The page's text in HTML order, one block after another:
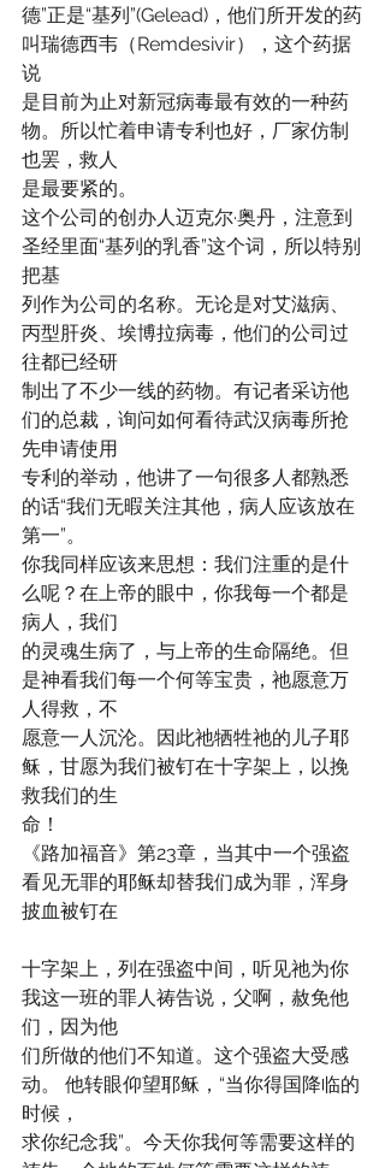
德”正是“基列”(Gelead)，他们所开发的药
叫瑞德西韦（Remdesivir），这个药据
说
是目前为止对新冠病毒最有效的一种药
物。所以忙着申请专利也好，厂家仿制
也罢，救人
是最要紧的。
这个公司的创办人迈克尔·奥丹，注意到
圣经里面“基列的乳香”这个词，所以特别
把基
列作为公司的名称。无论是对艾滋病、
丙型肝炎、埃博拉病毒，他们的公司过
往都已经研
制出了不少一线的药物。有记者采访他
们的总裁，询问如何看待武汉病毒所抢
先申请使用
专利的举动，他讲了一句很多人都熟悉
的话“我们无暇关注其他，病人应该放在
第一”。
你我同样应该来思想：我们注重的是什
么呢？在上帝的眼中，你我每一个都是
病人，我们
的灵魂生病了，与上帝的生命隔绝。但
是神看我们每一个何等宝贵，祂愿意万
人得救，不
愿意一人沉沦。因此祂牺牲祂的儿子耶
稣，甘愿为我们被钉在十字架上，以挽
救我们的生
命！
《路加福音》第23章，当其中一个强盗
看见无罪的耶稣却替我们成为罪，浑身
披血被钉在
十字架上，列在强盗中间，听见祂为你
我这一班的罪人祷告说，父啊，赦免他
们，因为他
们所做的他们不知道。这个强盗大受感
动。 他转眼仰望耶稣，“当你得国降临的
时候，
求你纪念我”。今天你我何等需要这样的